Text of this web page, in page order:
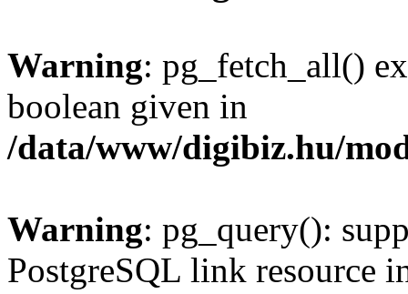
Warning: pg_fetch_all()
boolean given in
/data/www/digibiz.hu/
Warning: pg_query():
PostgreSQL link resource